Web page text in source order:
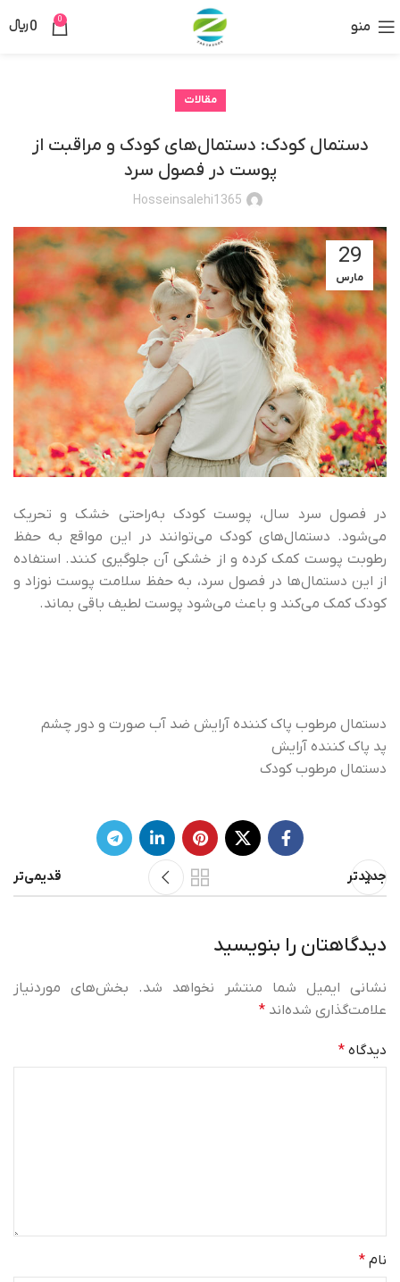
منو 0
0﷼
مقالات
دستمال کودک: دستمال‌های کودک و مراقبت از
پوست در فصول سرد
Hosseinsalehi1365
29
مارس
در فصول سرد سال، پوست کودک به‌راحتی خشک و تحریک
می‌شود. دستمال‌های کودک می‌توانند در این مواقع به حفظ
رطوبت پوست کمک کرده و از خشکی آن جلوگیری کنند. استفاده
از این دستمال‌ها در فصول سرد، به حفظ سلامت پوست نوزاد و
کودک کمک می‌کند و باعث می‌شود پوست لطیف باقی بماند.
دستمال مرطوب پاک کننده آرایش ضد آب صورت و دور چشم
پد پاک کننده آرایش
دستمال مرطوب کودک
جدیدتر قدیمی‌تر
دیدگاهتان را بنویسید
نشانی ایمیل شما منتشر نخواهد شد.
بخش‌های موردنیاز
علامت‌گذاری شده‌اند *
دیدگاه *
نام *